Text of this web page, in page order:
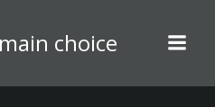
contentchoice